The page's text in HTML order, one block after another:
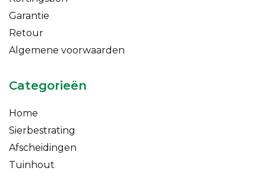
Garantie
Retour
Algemene voorwaarden
Categorieën
Home
Sierbestrating
Afscheidingen
Tuinhout